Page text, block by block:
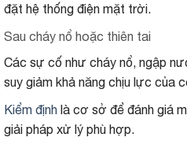
đặt hệ thống điện mặt trời.
Sau cháy nổ hoặc thiên tai
Các sự cố như cháy nổ, ngập
suy giảm khả năng chịu lực của
Kiểm định là cơ sở để đánh giá
giải pháp xử lý phù hợp.